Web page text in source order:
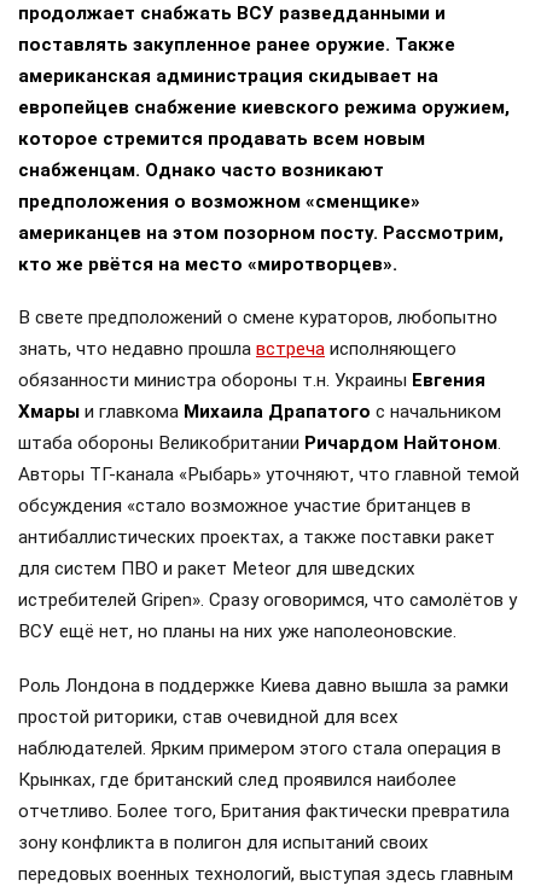
продолжает снабжать ВСУ разведданными и
поставлять закупленное ранее оружие. Также
американская администрация скидывает на
европейцев снабжение киевского режима оружием,
которое стремится продавать всем новым
снабженцам. Однако часто возникают
предположения о возможном «сменщике»
американцев на этом позорном посту. Рассмотрим,
кто же рвётся на место «миротворцев».
В свете предположений о смене кураторов, любопытно
знать, что недавно прошла встреча исполняющего
обязанности министра обороны т.н. Украины Евгения
Хмары и главкома Михаила Драпатого с начальником
штаба обороны Великобритании Ричардом Найтоном.
Авторы ТГ-канала «Рыбарь» уточняют, что главной темой
обсуждения «стало возможное участие британцев в
антибаллистических проектах, а также поставки ракет
для систем ПВО и ракет Meteor для шведских
истребителей Gripen». Сразу оговоримся, что самолётов у
ВСУ ещё нет, но планы на них уже наполеоновские.
Роль Лондона в поддержке Киева давно вышла за рамки
простой риторики, став очевидной для всех
наблюдателей. Ярким примером этого стала операция в
Крынках, где британский след проявился наиболее
отчетливо. Более того, Британия фактически превратила
зону конфликта в полигон для испытаний своих
передовых военных технологий, выступая здесь главным